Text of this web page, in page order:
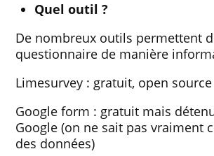
Quel outil ?
De nombreux outils permettent
questionnaire de manière
Limesurvey : gratuit, open source
Google form : gratuit mais
Google (on ne sait pas vraiment
des données)